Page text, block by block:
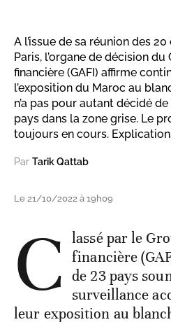
A l’issue de sa réunion des
Paris, l’organe de décision du
financière (GAFI) affirme
l’exposition du Maroc au
n’a pas pour autant décidé
pays dans la zone grise. Le
toujours en cours.
Par Tarik Qattab
Le 21/10/2022 à 19h09
C lassé par le
financière
de 23 pays
surveillance
leur exposition au